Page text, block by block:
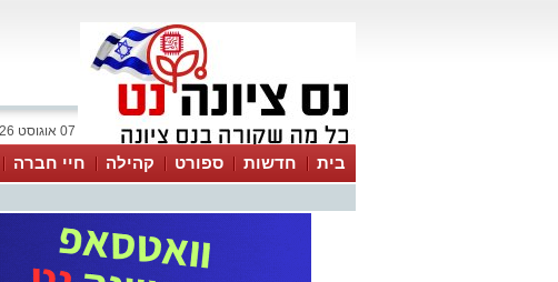
07 אוגוסט 2026 / 22:31
בית חדשות ספורט קהילה חיי חברה